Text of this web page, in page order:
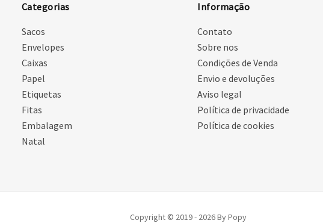
Categorias
Sacos
Envelopes
Caixas
Papel
Etiquetas
Fitas
Embalagem
Natal
Informação
Contato
Sobre nos
Condições de Venda
Envio e devoluções
Aviso legal
Política de privacidade
Política de cookies
Copyright © 2019 - 2026 By Popy